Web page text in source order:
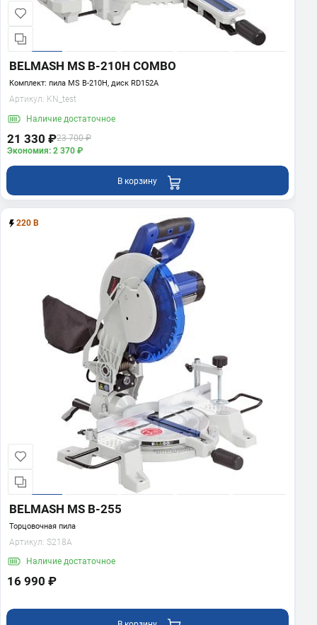
BELMASH MS B-210H COMBO
Комплект: пила MS B-210H, диск RD152A
Артикул: KN_test
Наличие достаточное
21 330 ₽23 700 ₽
Экономия: 2 370 ₽
В корзину
220 В
BELMASH MS B-255
Торцовочная пила
Артикул: S218A
Наличие достаточное
16 990 ₽